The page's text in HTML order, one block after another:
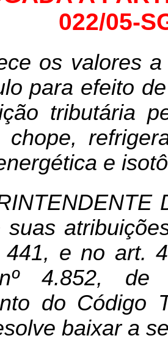
022/05-
os valores
para efeito
tributária
chope,
e
e no art.
4.852,
do Código
baixar a